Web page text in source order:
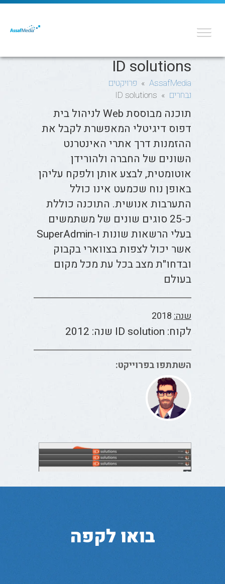
ID solutions
AssafMedia
» פרויקטים
נבחרים » ID solutions
תוכנה מבוססת Web לניהול בית
דפוס דיגיטלי המאפשרת לקבל את
ההזמנות דרך אתרי האינטרנט
השונים של החברה ולהורידן
אוטומטית, לבצע אותן ולפקח עליהן
באופן נוח שכמעט אינו כולל
התערבות אנושית. התוכנה כוללת
כ-25 סוגים שונים של משתמשים
בעלי הרשאות שונות ו-SuperAdmin
אשר יכול לצפות בצווארי בקבוק
ובדחו"ת מצב בכל עת מכל מקום
בעולם
שנה:2018
לקוח: ID solution שנה: 2012
השתתפו בפרוייקט:
בואו לקפה